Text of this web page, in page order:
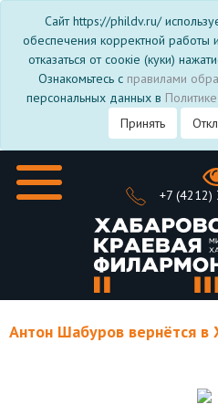
Сайт https://phildv.ru/
обеспечения корректной работы
отказаться от соокіе (куки)
Ознакомьтесь с правилами
персональных данных в
Принять
+7 (4212)
Антон Шабуров вернётся в